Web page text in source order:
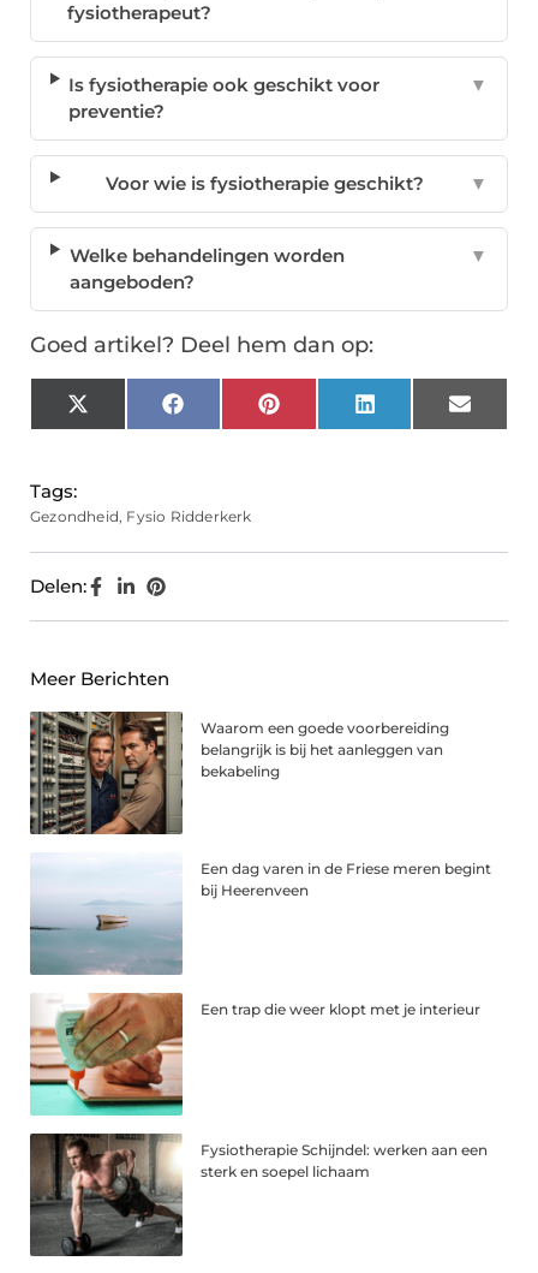
fysiotherapeut?
Is fysiotherapie ook geschikt voor
preventie?
▼
Voor wie is fysiotherapie geschikt? ▼
Welke behandelingen worden
aangeboden?
▼
Goed artikel? Deel hem dan op:
X
(Twitter)
FacebookPinterest LinkedIn Email
Tags:
Gezondheid, Fysio Ridderkerk
Delen:
Meer Berichten
Waarom een goede voorbereiding
belangrijk is bij het aanleggen van
bekabeling
Een dag varen in de Friese meren begint
bij Heerenveen
Een trap die weer klopt met je interieur
Fysiotherapie Schijndel: werken aan een
sterk en soepel lichaam